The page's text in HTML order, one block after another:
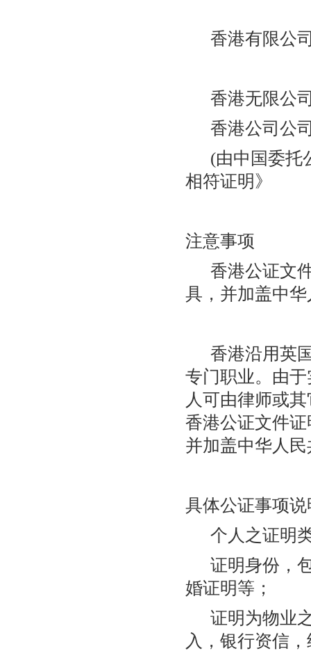
香港有限公
香港无限公
香港公司公
(由中国委托
相符证明》
注意事项
香港公证文件
具，并加盖中
香港沿用英国
专门职业。由
人可由律师或
香港公证文件
并加盖中华人
具体公证事项
个人之证明
证明身份，包
婚证明等；
证明为物业之
入，银行资信